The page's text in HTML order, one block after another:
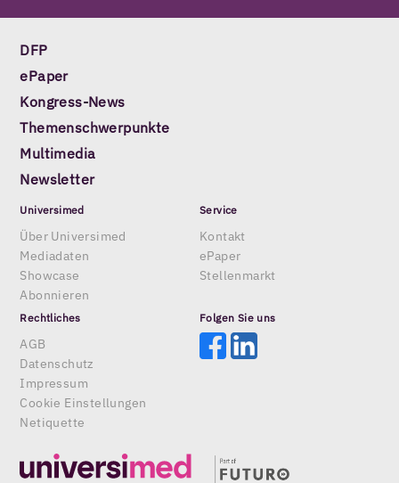
DFP
ePaper
Kongress-News
Themenschwerpunkte
Multimedia
Newsletter
Universimed
Über Universimed
Mediadaten
Showcase
Abonnieren
Service
Kontakt
ePaper
Stellenmarkt
Rechtliches
AGB
Datenschutz
Impressum
Cookie Einstellungen
Netiquette
Folgen Sie uns